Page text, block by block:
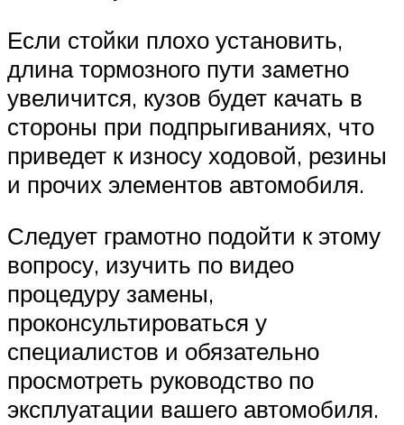
Если стойки плохо установить,
длина тормозного пути заметно
увеличится, кузов будет качать в
стороны при подпрыгиваниях, что
приведет к износу ходовой, резины
и прочих элементов автомобиля.
Следует грамотно подойти к этому
вопросу, изучить по видео
процедуру замены,
проконсультироваться у
специалистов и обязательно
просмотреть руководство по
эксплуатации вашего автомобиля.